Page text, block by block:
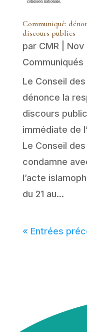
Communiqué:
discours publics
par CMR Nov
Communiqués
Le Conseil
dénonce la
discours
immédiate de
Le Conseil
condamne
l’acte
du 21 au...
« Entrées